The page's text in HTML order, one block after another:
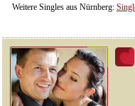
Weitere Singles aus Nürnberg: